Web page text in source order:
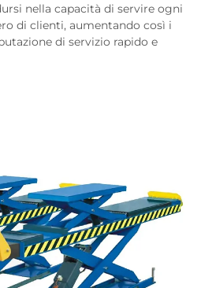
nella capacità di servire ogni
di clienti, aumentando così i
di servizio rapido e